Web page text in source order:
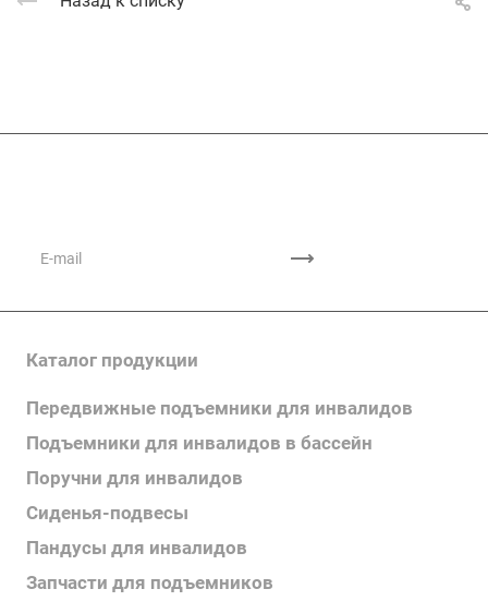
Каталог продукции
Передвижные подъемники для инвалидов
Подъемники для инвалидов в бассейн
Поручни для инвалидов
Сиденья-подвесы
Пандусы для инвалидов
Запчасти для подъемников